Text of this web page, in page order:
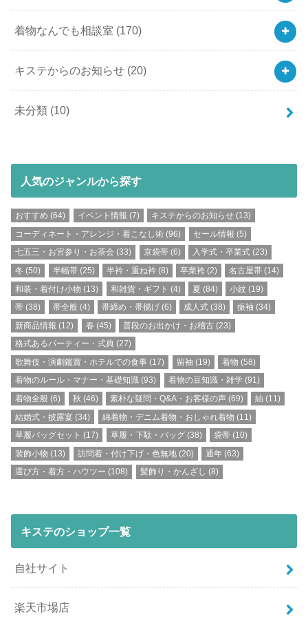
着物なんでも相談室 (170)
キステからのお知らせ (20)
未分類 (10)
人気のジャンルから探す
おすすめ (64) イベント情報 (7) キステからのお知らせ(13)
コーディネート・アレンジ・着こなし術 (96) セール情報 (5)
七五三・お宮参り・お茶会 (33) 京袋帯(6) 入学式・卒業式(23)
冬 (50) 半幅帯(25) 半衿・重ね衿 (8) 卒業袴 (2) 名古屋帯 (14)
和装・着付け小物 (13) 和雑貨・ギフト (4) 夏 (84) 小紋 (19)
帯 (38) 帯全般(4) 帯締め・帯揚げ(6) 成人式 (38) 振袖 (34)
新商品情報 (12) 春 (45) 普段のお出かけ・お稽古(23)
格式あるパーティー・式典 (27)
歌舞伎・演劇鑑賞・ホテルでの食事 (17) 留袖 (19) 着物 (58)
着物のルール・マナー・基礎知識 (93) 着物の豆知識・雑学(91)
着物全般 (6) 秋 (46) 素朴な疑問・Q&A・お客様の声(69) 紬 (11)
結婚式・披露宴 (34) 綿着物・デニム着物・おしゃれ着物 (11)
草履バッグセット (17) 草履・下駄・バッグ(38) 袋帯(10)
装飾小物 (13) 訪問着・付け下げ・色無地(20) 通年(63)
選び方・着方・ハウツー (108) 髪飾り・かんざし (8)
キステのショップ一覧
自社サイト
楽天市場店